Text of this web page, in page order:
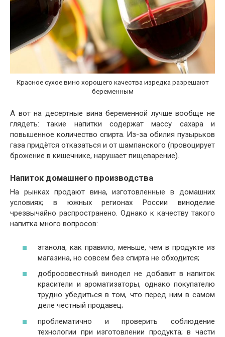
Красное сухое вино хорошего качества изредка разрешают
беременным
А вот на десертные вина беременной лучше вообще не
глядеть: такие напитки содержат массу сахара и
повышенное количество спирта. Из-за обилия пузырьков
газа придётся отказаться и от шампанского (провоцирует
брожение в кишечнике, нарушает пищеварение).
Напиток домашнего производства
На рынках продают вина, изготовленные в домашних
условиях; в южных регионах России виноделие
чрезвычайно распространено. Однако к качеству такого
напитка много вопросов:
этанола, как правило, меньше, чем в продукте из
магазина, но совсем без спирта не обходится;
добросовестный винодел не добавит в напиток
красители и ароматизаторы, однако покупателю
трудно убедиться в том, что перед ним в самом
деле честный продавец;
проблематично и проверить соблюдение
технологии при изготовлении продукта; в части